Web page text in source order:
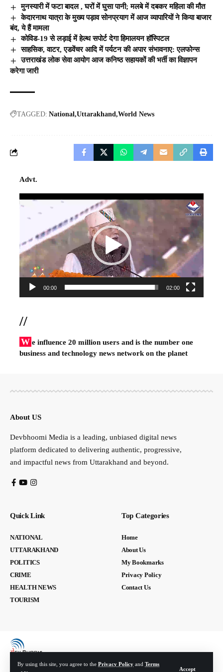
By using this site, you agree to the Privacy Policy and Terms
Accept
मुनस्यारी में फटा बादल , घरों में घुसा पानी; मलबे में दबकर महिला की मौत
केदारनाथ यात्रा के मुख्य पड़ाव सोनप्रयाग में आज व्यापारियों ने किया बाजार
बंद, ये हैं मामला
कोविड-19 से लड़ाई में हेल्थ सपोर्ट देगा हिमालयन हॉस्पिटल
साहसिक, वाटर, एडवेंचर आदि में पर्यटन की अपार संभावनाए: एलफोन्स
उत्तराखंड लोक सेवा आयोग आज कनिष्ठ सहायकों की भर्ती का विज्ञापन
करेगा जारी
TAGGED: National Uttarakhand World News
Advt.
Video
00:00 02:00
//
W e influence 20 million users and is the number one
business and technology news network on the planet
About US
Devbhoomi Media is a leading, unbiased digital news
platform dedicated to delivering authentic, progressive,
and impactful news from Uttarakhand and beyond.
Quick Link
NATIONAL
UTTARAKHAND
POLITICS
CRIME
HEALTH NEWS
TOURISM
Top Categories
Home
About Us
My Bookmarks
Privacy Policy
Contact Us